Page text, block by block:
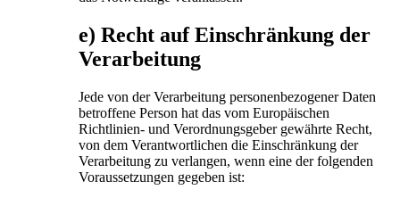
e) Recht auf Einschränkung der
Verarbeitung
Jede von der Verarbeitung personenbezogener Daten
betroffene Person hat das vom Europäischen
Richtlinien- und Verordnungsgeber gewährte Recht,
von dem Verantwortlichen die Einschränkung der
Verarbeitung zu verlangen, wenn eine der folgenden
Voraussetzungen gegeben ist: